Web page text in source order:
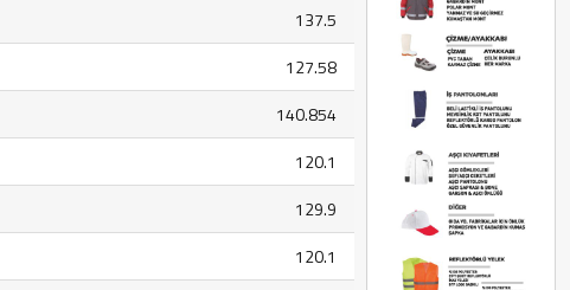
137.5
127.58
140.854
120.1
129.9
120.1